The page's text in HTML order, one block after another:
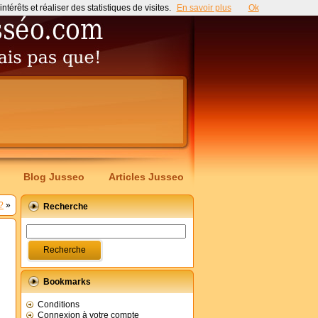
Blog Jusseo Articles Jusseo
» Recherche
Bookmarks
Conditions
Connexion à votre compte
et réaliser des statistiques de visites. En savoir plus Ok